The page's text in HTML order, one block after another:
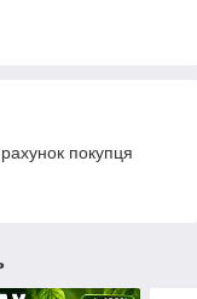
покупця